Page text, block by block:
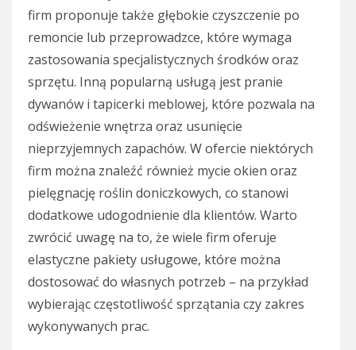
firm proponuje także głębokie czyszczenie po
remoncie lub przeprowadzce, które wymaga
zastosowania specjalistycznych środków oraz
sprzętu. Inną popularną usługą jest pranie
dywanów i tapicerki meblowej, które pozwala na
odświeżenie wnętrza oraz usunięcie
nieprzyjemnych zapachów. W ofercie niektórych
firm można znaleźć również mycie okien oraz
pielęgnację roślin doniczkowych, co stanowi
dodatkowe udogodnienie dla klientów. Warto
zwrócić uwagę na to, że wiele firm oferuje
elastyczne pakiety usługowe, które można
dostosować do własnych potrzeb – na przykład
wybierając częstotliwość sprzątania czy zakres
wykonywanych prac.